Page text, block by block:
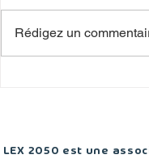
Rédigez un
LEX 2050 est une